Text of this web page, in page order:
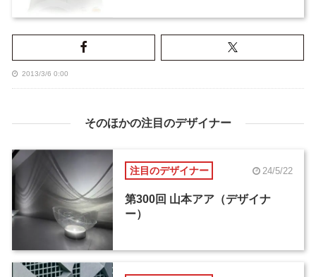
2013/3/6 0:00
そのほかの注目のデザイナー
注目のデザイナー 24/5/22
第300回 山本アア（デザイナ
ー）